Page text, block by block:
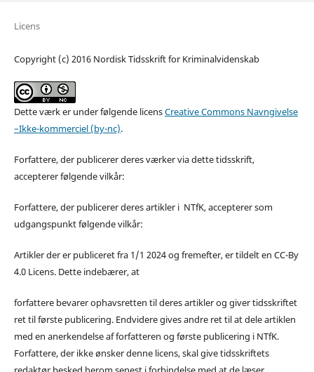
Licens
Copyright (c) 2016 Nordisk Tidsskrift for Kriminalvidenskab
Dette værk er under følgende licensCreative Commons Navngivelse
–Ikke-kommerciel (by-nc).
Forfattere, der publicerer deres værker via dette tidsskrift,
accepterer følgende vilkår:
Forfattere, der publicerer deres artikler i NTfK, accepterer som
udgangspunkt følgende vilkår:
Artikler der er publiceret fra 1/1 2024 og fremefter, er tildelt en CC-By
4.0 Licens. Dette indebærer, at
forfattere bevarer ophavsretten til deres artikler og giver tidsskriftet
ret til første publicering. Endvidere gives andre ret til at dele artiklen
med en anerkendelse af forfatteren og første publicering i NTfK.
Forfattere, der ikke ønsker denne licens, skal give tidsskriftets